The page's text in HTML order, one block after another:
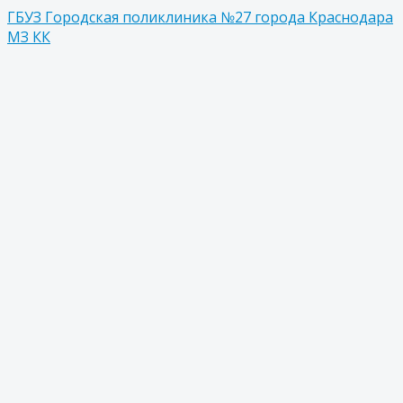
ГБУЗ Городская поликлиника №27 города Краснодара
МЗ КК